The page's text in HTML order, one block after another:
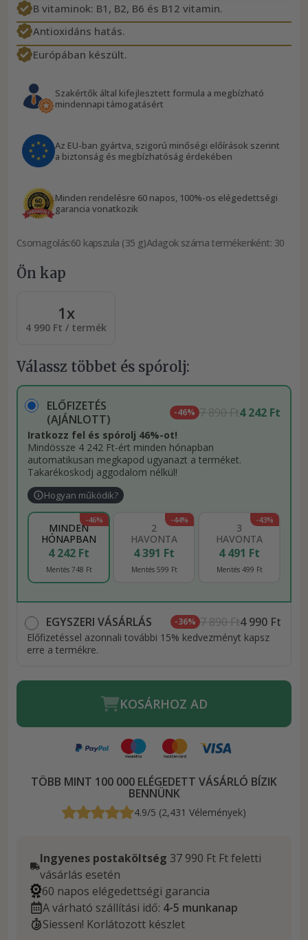
B vitaminok: B1, B2, B6 és B12 vitamin.
Antioxidáns hatás.
Európában készült.
Szakértők által kifejlesztett formula a megbízható
mindennapi támogatásért
Az EU-ban gyártva, szigorú minőségi előírások szerint
a biztonság és megbízhatóság érdekében
Minden rendelésre 60 napos, 100%-os elégedettségi
garancia vonatkozik
Csomagolás:60 kapszula (35 g)Adagok száma termékenként: 30
Ön kap
1x
4 990 Ft / termék
Válassz többet és spórolj:
ELŐFIZETÉS
(AJÁNLOTT)
-46% 7 890 Ft4 242 Ft
Iratkozz fel és spórolj 46%-ot!
Mindössze 4 242 Ft-ért minden hónapban
automatikusan megkapod ugyanazt a terméket.
Takarékoskodj aggodalom nélkül!
Hogyan működik?
-46%
MINDEN
HÓNAPBAN
4 242 Ft
Mentés 748 Ft
-44%
2
HAVONTA
4 391 Ft
Mentés 599 Ft
-43%
3
HAVONTA
4 491 Ft
Mentés 499 Ft
EGYSZERI VÁSÁRLÁS -36% 7 890 Ft4 990 Ft
Előfizetéssel azonnali további 15% kedvezményt kapsz
erre a termékre.
KOSÁRHOZ AD
TÖBB MINT 100 000 ELÉGEDETT VÁSÁRLÓ BÍZIK
BENNÜNK
4.9/5 (2,431 Vélemények)
Ingyenes postaköltség 37 990 Ft Ft feletti
vásárlás esetén
60 napos elégedettségi garancia
A várható szállítási idő: 4-5 munkanap
Siessen! Korlátozott készlet